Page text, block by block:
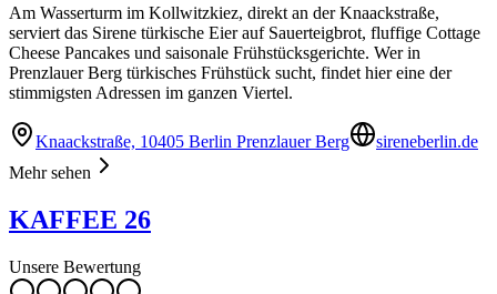
Am Wasserturm im Kollwitzkiez, direkt an der Knaackstraße,
serviert das Sirene türkische Eier auf Sauerteigbrot, fluffige Cottage
Cheese Pancakes und saisonale Frühstücksgerichte. Wer in
Prenzlauer Berg türkisches Frühstück sucht, findet hier eine der
stimmigsten Adressen im ganzen Viertel.
Knaackstraße, 10405 Berlin Prenzlauer Berg
sireneberlin.de
Mehr sehen
KAFFEE 26
Unsere Bewertung